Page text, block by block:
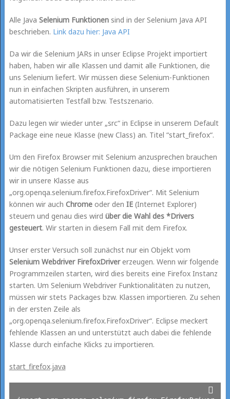
Alle Java Selenium Funktionensind in der Selenium Java API
beschrieben. Link dazu hier: Java API
Da wir die Selenium JARs in unser Eclipse Projekt importiert
haben, haben wir alle Klassen und damit alle Funktionen, die
uns Selenium liefert. Wir müssen diese Selenium-Funktionen
nun in einfachen Skripten ausführen, in unserem
automatisierten Testfall bzw. Testszenario.
Dazu legen wir wieder unter „src“ in Eclipse in unserem Default
Package eine neue Klasse (new Class) an. Titel “start_firefox“.
Um den Firefox Browser mit Selenium anzusprechen brauchen
wir die nötigen Selenium Funktionen dazu, diese importieren
wir in unsere Klasse aus
„org.openqa.selenium.firefox.FirefoxDriver“. Mit Selenium
können wir auch Chromeoder den IE(Internet Explorer)
steuern und genau dies wird über die Wahl des *Drivers
gesteuert. Wir starten in diesem Fall mit dem Firefox.
Unser erster Versuch soll zunächst nur ein Objekt vom
Selenium Webdriver FirefoxDrivererzeugen. Wenn wir folgende
Programmzeilen starten, wird dies bereits eine Firefox Instanz
starten. Um Selenium Webdriver Funktionalitäten zu nutzen,
müssen wir stets Packages bzw. Klassen importieren. Zu sehen
in der ersten Zeile als
„org.openqa.selenium.firefox.FirefoxDriver“. Eclipse meckert
fehlende Klassen an und unterstützt auch dabei die fehlende
Klasse durch einfache Klicks zu importieren.
start_firefox.java